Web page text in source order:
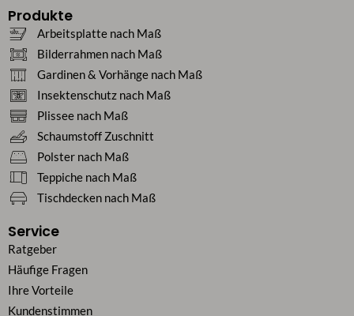
Produkte
Arbeitsplatte nach Maß
Bilderrahmen nach Maß
Gardinen & Vorhänge nach Maß
Insektenschutz nach Maß
Plissee nach Maß
Schaumstoff Zuschnitt
Polster nach Maß
Teppiche nach Maß
Tischdecken nach Maß
Service
Ratgeber
Häufige Fragen
Ihre Vorteile
Kundenstimmen